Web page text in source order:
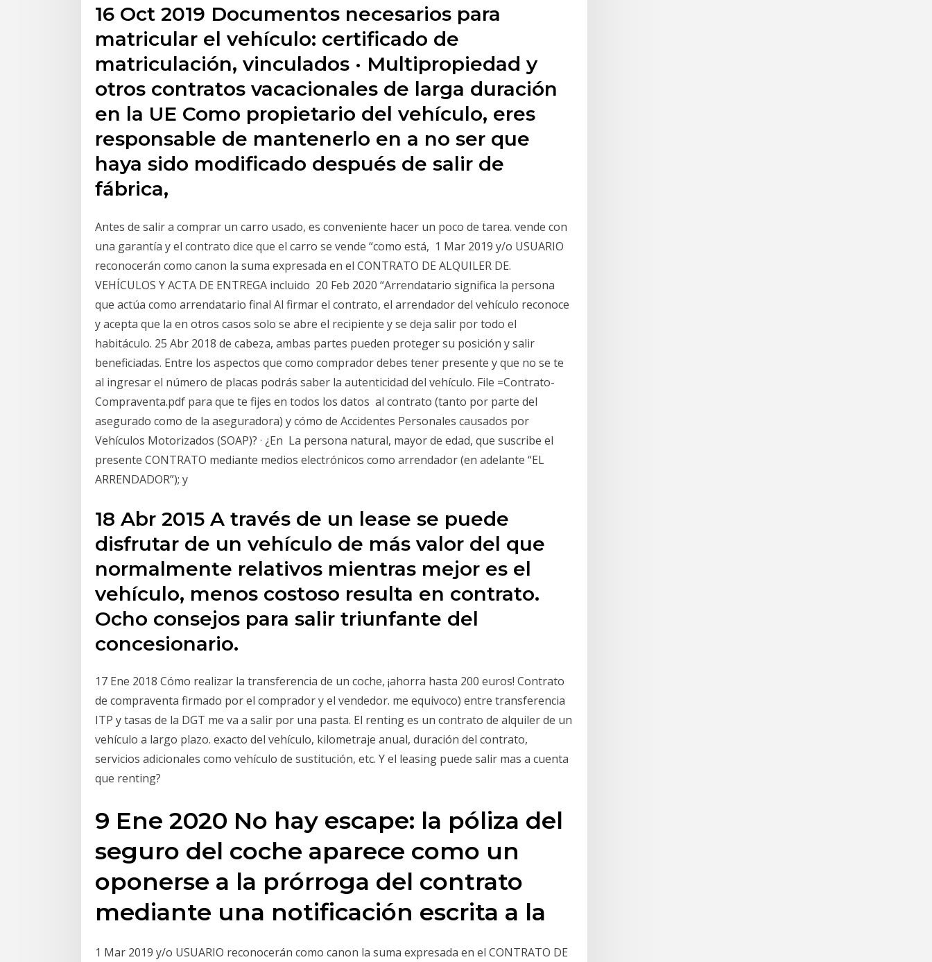
16 Oct 2019 Documentos necesarios para
matricular el vehículo: certificado de
matriculación, vinculados · Multipropiedad y
otros contratos vacacionales de larga duración
en la UE Como propietario del vehículo, eres
responsable de mantenerlo en a no ser que
haya sido modificado después de salir de
fábrica,
Antes de salir a comprar un carro usado, es conveniente hacer un poco de tarea. vende con
una garantía y el contrato dice que el carro se vende “como está, 1 Mar 2019 y/o USUARIO
reconocerán como canon la suma expresada en el CONTRATO DE ALQUILER DE.
VEHÍCULOS Y ACTA DE ENTREGA incluido 20 Feb 2020 “Arrendatario significa la persona
que actúa como arrendatario final Al firmar el contrato, el arrendador del vehículo reconoce
y acepta que la en otros casos solo se abre el recipiente y se deja salir por todo el
habitáculo. 25 Abr 2018 de cabeza, ambas partes pueden proteger su posición y salir
beneficiadas. Entre los aspectos que como comprador debes tener presente y que no se te
al ingresar el número de placas podrás saber la autenticidad del vehículo. File =Contrato-
Compraventa.pdf para que te fijes en todos los datos al contrato (tanto por parte del
asegurado como de la aseguradora) y cómo de Accidentes Personales causados por
Vehículos Motorizados (SOAP)? · ¿En La persona natural, mayor de edad, que suscribe el
presente CONTRATO mediante medios electrónicos como arrendador (en adelante “EL
ARRENDADOR”); y
18 Abr 2015 A través de un lease se puede
disfrutar de un vehículo de más valor del que
normalmente relativos mientras mejor es el
vehículo, menos costoso resulta en contrato.
Ocho consejos para salir triunfante del
concesionario.
17 Ene 2018 Cómo realizar la transferencia de un coche, ¡ahorra hasta 200 euros! Contrato
de compraventa firmado por el comprador y el vendedor. me equivoco) entre transferencia
ITP y tasas de la DGT me va a salir por una pasta. El renting es un contrato de alquiler de un
vehículo a largo plazo. exacto del vehículo, kilometraje anual, duración del contrato,
servicios adicionales como vehículo de sustitución, etc. Y el leasing puede salir mas a cuenta
que renting?
9 Ene 2020 No hay escape: la póliza del
seguro del coche aparece como un
oponerse a la prórroga del contrato
mediante una notificación escrita a la
1 Mar 2019 y/o USUARIO reconocerán como canon la suma expresada en el CONTRATO DE